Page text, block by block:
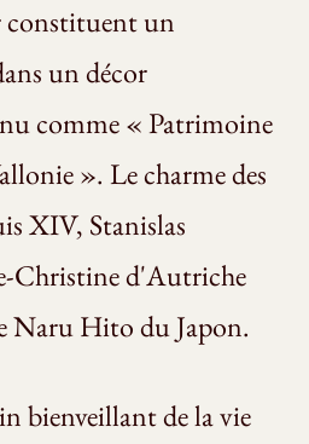
constituent un
un décor
comme « Patrimoine
». Le charme des
XIV, Stanislas
Christine d'Autriche
Naru Hito du Japon.
bienveillant de la vie